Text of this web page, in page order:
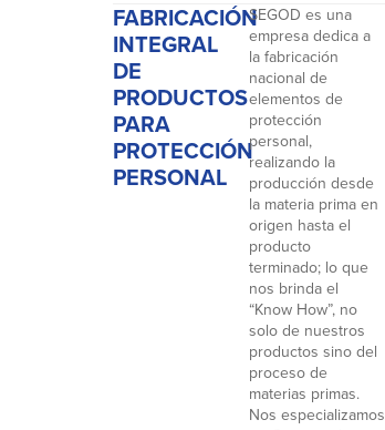
FABRICACIÓN
INTEGRAL
DE
PRODUCTOS
PARA
PROTECCIÓN
PERSONAL
SEGOD es una
empresa dedica a
la fabricación
nacional de
elementos de
protección
personal,
realizando la
producción desde
la materia prima en
origen hasta el
producto
terminado; lo que
nos brinda el
“Know How”, no
solo de nuestros
productos sino del
proceso de
materias primas.
Nos especializamos